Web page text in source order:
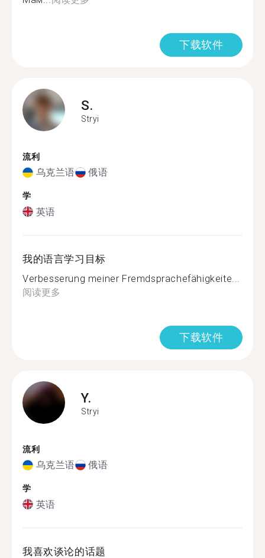
下载软件
S.
Stryi
流利
乌克兰语 俄语
学
英语
我的语言学习目标
Verbesserung meiner Fremdsprachefähigkeite...
阅读更多
下载软件
Y.
Stryi
流利
乌克兰语 俄语
学
英语
我喜欢谈论的话题